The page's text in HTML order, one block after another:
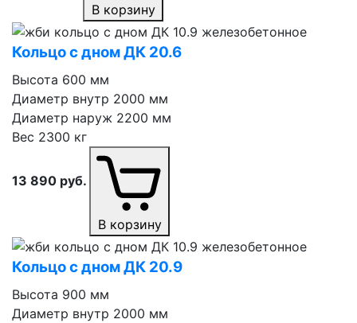
В корзину
Кольцо с дном ДК 20.6
Высота 600 мм
Диаметр внутр 2000 мм
Диаметр наруж 2200 мм
Вес 2300 кг
13 890 руб.
В корзину
Кольцо с дном ДК 20.9
Высота 900 мм
Диаметр внутр 2000 мм